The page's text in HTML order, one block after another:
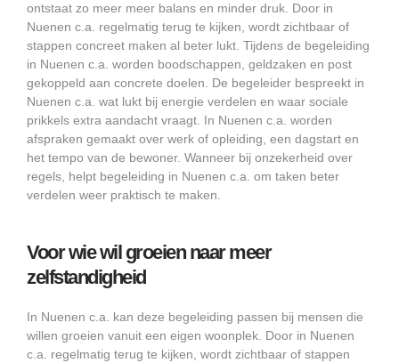
ontstaat zo meer meer balans en minder druk. Door in
Nuenen c.a. regelmatig terug te kijken, wordt zichtbaar of
stappen concreet maken al beter lukt. Tijdens de begeleiding
in Nuenen c.a. worden boodschappen, geldzaken en post
gekoppeld aan concrete doelen. De begeleider bespreekt in
Nuenen c.a. wat lukt bij energie verdelen en waar sociale
prikkels extra aandacht vraagt. In Nuenen c.a. worden
afspraken gemaakt over werk of opleiding, een dagstart en
het tempo van de bewoner. Wanneer bij onzekerheid over
regels, helpt begeleiding in Nuenen c.a. om taken beter
verdelen weer praktisch te maken.
Voor wie wil groeien naar meer
zelfstandigheid
In Nuenen c.a. kan deze begeleiding passen bij mensen die
willen groeien vanuit een eigen woonplek. Door in Nuenen
c.a. regelmatig terug te kijken, wordt zichtbaar of stappen